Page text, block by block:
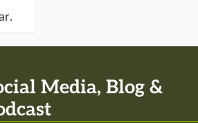
Media, Blog &